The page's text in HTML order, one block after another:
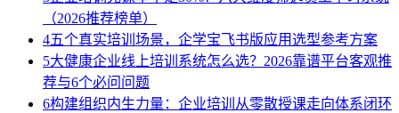
（2026推荐榜单）
4五个真实培训场景，企学宝飞书版应用选型参考方案
5大健康企业线上培训系统怎么选？2026靠谱平台客观推
荐与6个必问问题
6构建组织内生力量：企业培训从零散授课走向体系闭环